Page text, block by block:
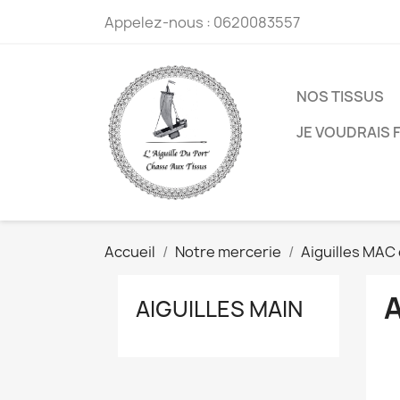
Appelez-nous : 0620083557
NOS TISSUS
JE VOUDRAIS
Accueil Notre mercerie Aiguilles
AIGUILLES MAIN